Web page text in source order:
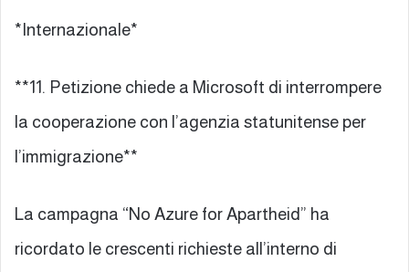
*Internazionale*
**11. Petizione chiede a Microsoft di interrompere
la cooperazione con l’agenzia statunitense per
l’immigrazione**
La campagna “No Azure for Apartheid” ha
ricordato le crescenti richieste all’interno di